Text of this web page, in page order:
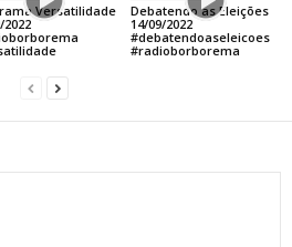
Versatilidade
2022
Debatendo as Eleições
14/09/2022
#debatendoaseleicoes
#radioborborema